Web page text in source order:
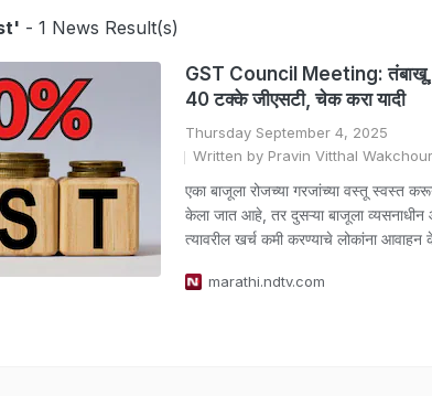
- 1 News Result(s)
GST Council Meeting: तंबाखू,
40 टक्के जीएसटी, चेक करा यादी
Thursday September 4, 2025
Written by Pravin Vitthal
एका बाजूला रोजच्या गरजांच्या वस्तू स्वस्त
केला जात आहे, तर दुसऱ्या बाजूला
त्यावरील खर्च कमी करण्याचे लोकांना
marathi.ndtv.com